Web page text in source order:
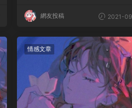
網友投稿 2021-
情感文章